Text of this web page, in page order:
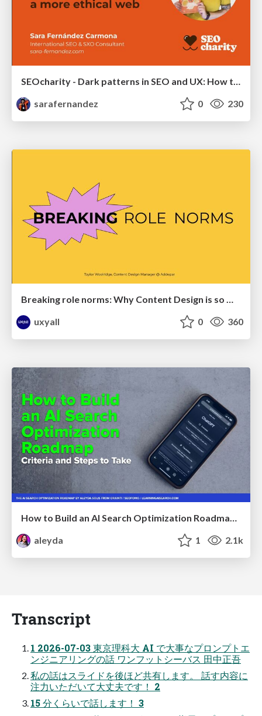
SEOcharity - Dark patterns in SEO and UX: How to avoid them and build a more ethical web
sarafernandez
0 230
Breaking role norms: Why Content Design is so much more than writing copy - Taylor Woolridge
uxyall
0 360
aleyda
1 2.1k
Transcript
1 2026-07-03 東京理科大 AI で大事なプロンプトエ
ンジニアリングの話 ワンフットシーバス 田中正吾
私の話はスライドを後ほど共有します。 話す内容に
注力いただいて大丈夫です！ 2
15 分くらいで話します！ 3